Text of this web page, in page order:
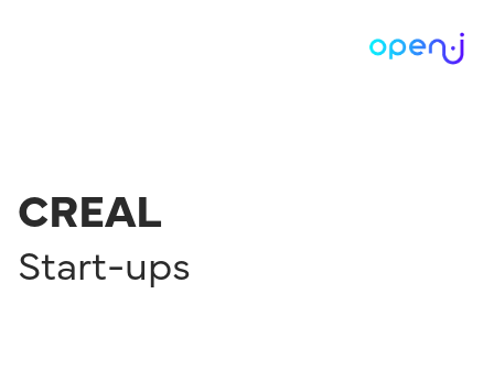
CREAL
Start-ups